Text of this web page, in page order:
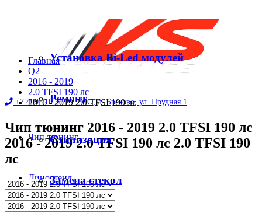
+7 499 110 31 27 |МО, д. Брехово, ул. Прудная 1
Чип-тюнинг
Диностенд
Установка Bi-Led модулей
Ремонт
Стилизация
Замена стекол
Главная
Q2
2016 - 2019
2.0 TFSI 190 лс
2016 - 2019 2.0 TFSI 190 лс
Чип тюнинг 2016 - 2019 2.0 TFSI 190 лс
2016 - 2019 2.0 TFSI 190 лс 2.0 TFSI 190
лс